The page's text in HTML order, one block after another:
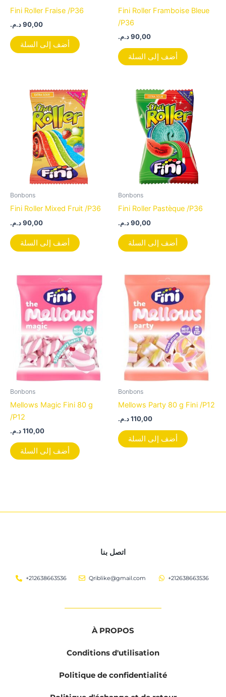
Fini Roller Fraise /P36
90,00د.م.
أضف إلى السلة
Fini Roller Framboise Bleue
/P36
90,00د.م.
أضف إلى السلة
Bonbons
Fini Roller Mixed Fruit /P36
90,00د.م.
أضف إلى السلة
Bonbons
Fini Roller Pastèque /P36
90,00د.م.
أضف إلى السلة
Bonbons
Mellows Magic Fini 80 g
/P12
110,00د.م.
أضف إلى السلة
Bonbons
Mellows Party 80 g Fini /P12
110,00د.م.
أضف إلى السلة
اتصل بنا
+212638663536 Qriblike@gmail.com +212638663536
À PROPOS
Conditions d'utilisation
Politique de confidentialité